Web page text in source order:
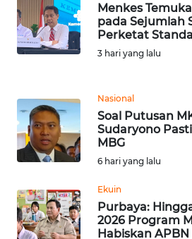
Menkes
pada Sejumlah
Perketat
3 hari yang lalu
Nasional
Soal Putusan
Sudaryono
MBG
6 hari yang lalu
Ekuin
Purbaya:
2026 Program
Habiskan APBN
PEDOMAN
MEDIA
SIBER
KARIR
DISCLAIMER
Wahana
News
Regional